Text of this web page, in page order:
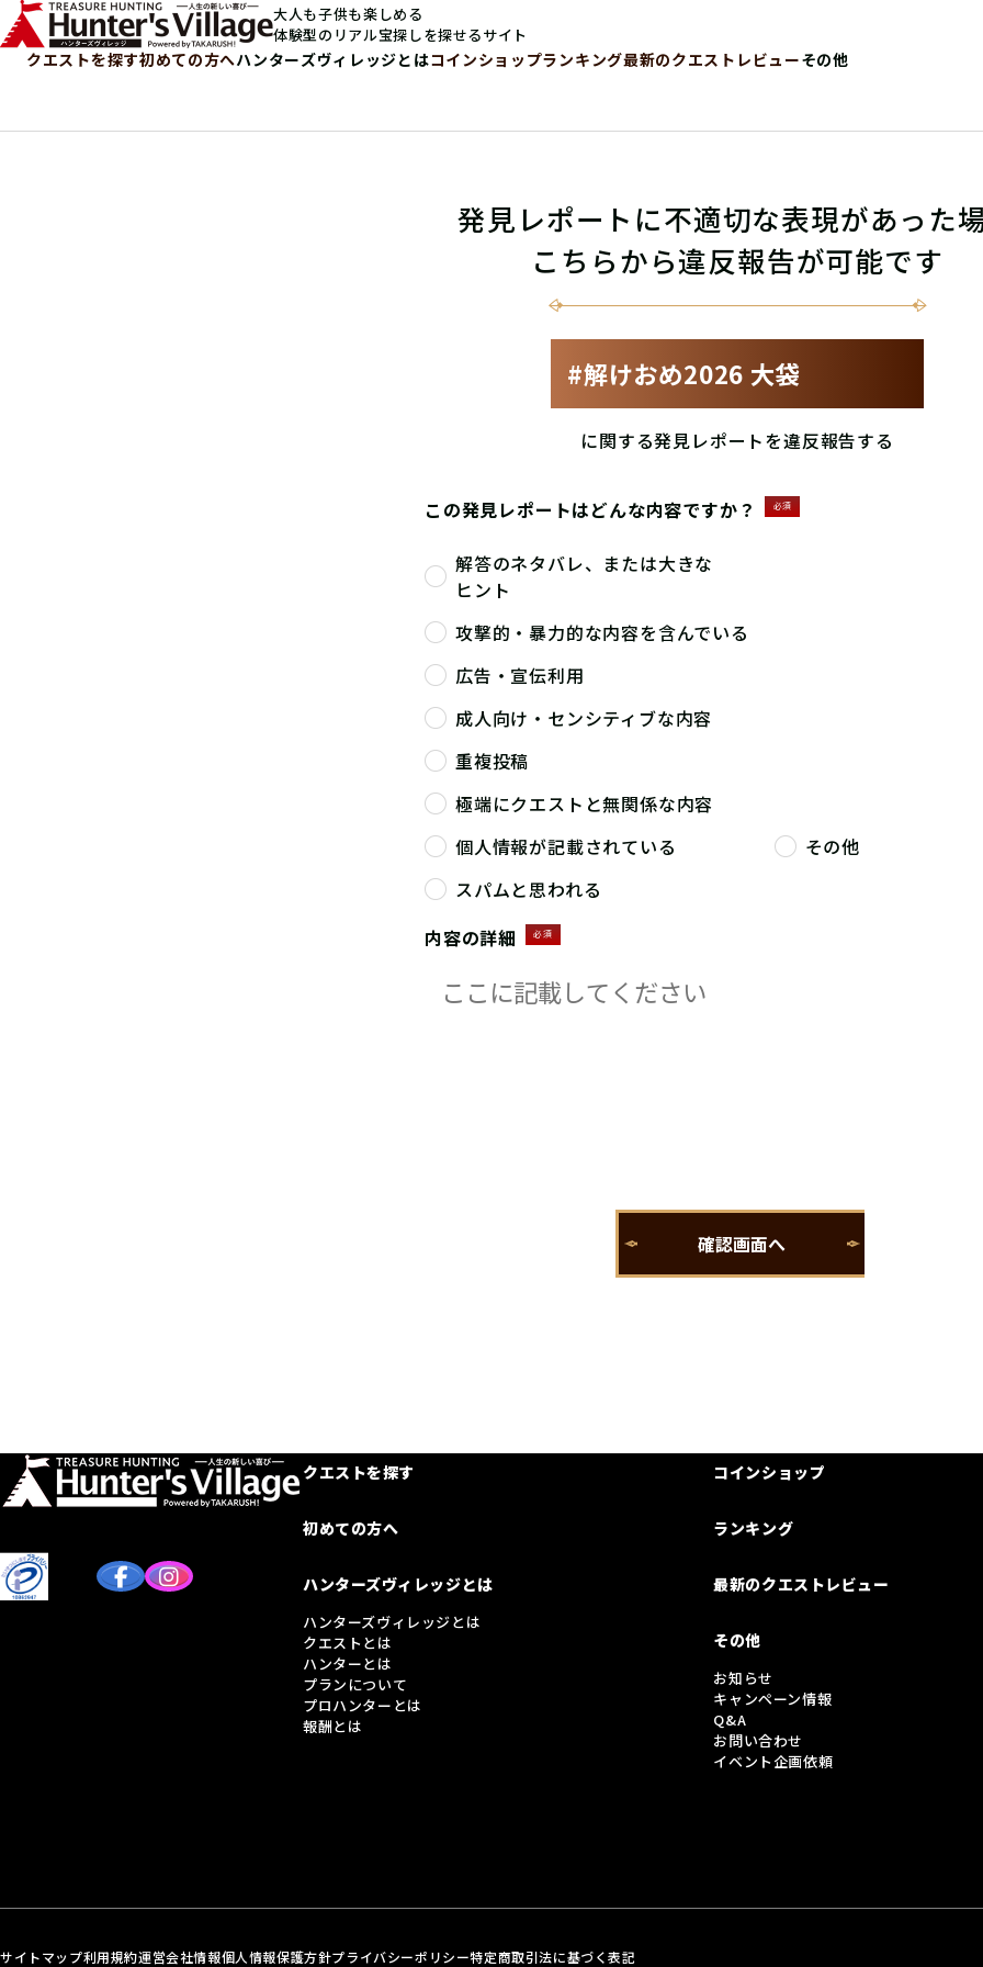
大人も子供も楽しめる
体験型のリアル宝探しを探せるサイト
クエストを探す初めての方へハンターズヴィレッジとはコインショップランキング最新のクエストレビューその他
発見レポートに不適切な表現があった
こちらから違反報告が可能です
#解けおめ2026 大袋
に関する発見レポートを違反報告する
この発見レポートはどんな内容ですか？ 必須
解答のネタバレ、または大きな
ヒント
攻撃的・暴力的な内容を含んでいる
広告・宣伝利用
成人向け・センシティブな内容
重複投稿
極端にクエストと無関係な内容
個人情報が記載されている
その他
スパムと思われる
内容の詳細
必須
クエストを探す
初めての方へ
ハンターズヴィレッジとは
ハンターズヴィレッジとは
クエストとは
ハンターとは
プランについて
プロハンターとは
報酬とは
コインショップ
ランキング
最新のクエストレビュー
その他
お知らせ
キャンペーン情報
Q&A
お問い合わせ
イベント企画依頼
サイトマップ利用規約運営会社情報個人情報保護方針プライバシーポリシー特定商取引法に基づく表記